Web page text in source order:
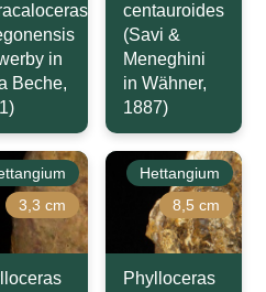
in
Beche,
centauroides
(Savi &
Meneghini
in Wähner,
1887)
3,3 cm
Hettangium
8,5 cm
Phylloceras